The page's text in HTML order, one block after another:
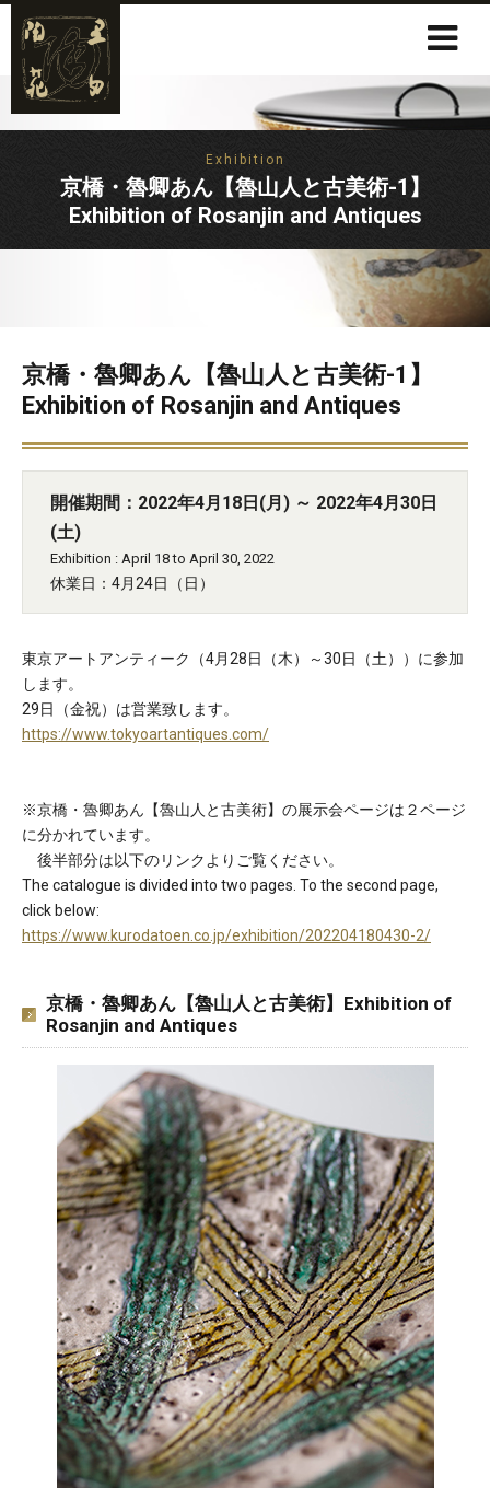
Exhibition
京橋・魯卿あん【魯山人と古美術-1】
Exhibition of Rosanjin and Antiques
京橋・魯卿あん【魯山人と古美術-1】
Exhibition of Rosanjin and Antiques
開催期間：2022年4月18日(月) ～ 2022年4月30日
(土)
Exhibition : April 18 to April 30, 2022
休業日：4月24日（日）
東京アートアンティーク（4月28日（木）～30日（土））に参加
します。
29日（金祝）は営業致します。
https://www.tokyoartantiques.com/
※京橋・魯卿あん【魯山人と古美術】の展示会ページは２ページ
に分かれています。
後半部分は以下のリンクよりご覧ください。
The catalogue is divided into two pages. To the second page,
click below:
https://www.kurodatoen.co.jp/exhibition/202204180430-2/
京橋・魯卿あん【魯山人と古美術】Exhibition of
Rosanjin and Antiques